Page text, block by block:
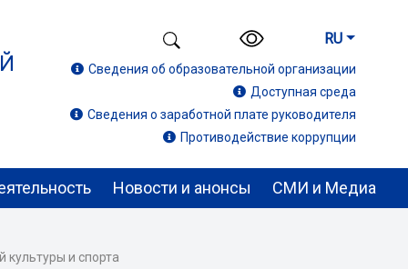
RU
Сведения об образовательной организации
Доступная среда
Сведения о заработной плате руководителя
Противодействие коррупции
Новости и анонсы СМИ и Медиа
культуры и спорта